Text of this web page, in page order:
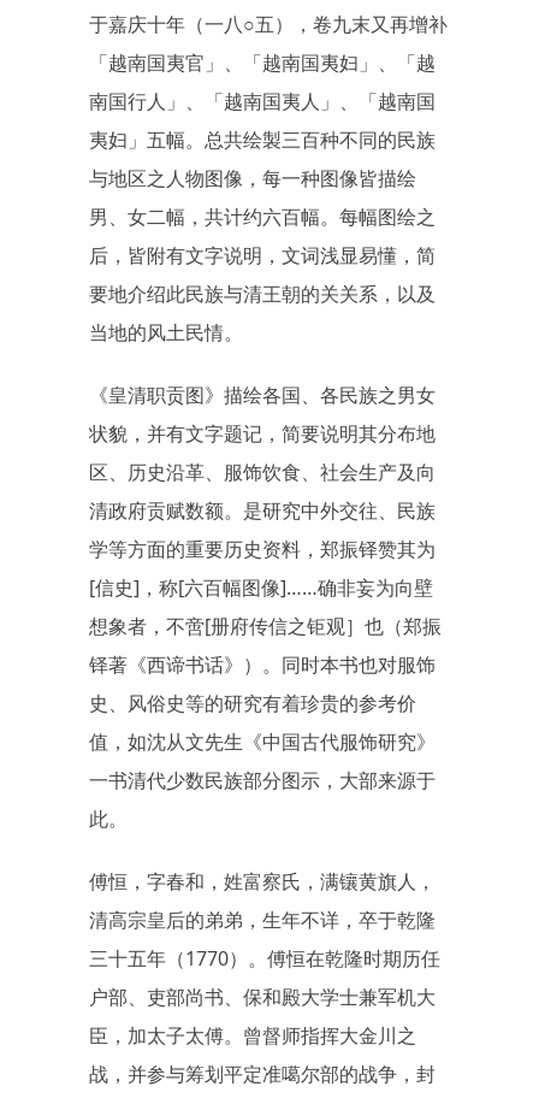
于嘉庆十年（一八○五），卷九末又再增补
「越南国夷官」、「越南国夷妇」、「越
南国行人」、「越南国夷人」、「越南国
夷妇」五幅。总共绘製三百种不同的民族
与地区之人物图像，每一种图像皆描绘
男、女二幅，共计约六百幅。每幅图绘之
后，皆附有文字说明，文词浅显易懂，简
要地介绍此民族与清王朝的关关系，以及
当地的风土民情。
《皇清职贡图》描绘各国、各民族之男女
状貌，并有文字题记，简要说明其分布地
区、历史沿革、服饰饮食、社会生产及向
清政府贡赋数额。是研究中外交往、民族
学等方面的重要历史资料，郑振铎赞其为
[信史]，称[六百幅图像]……确非妄为向壁
想象者，不啻[册府传信之钜观］也（郑振
铎著《西谛书话》）。同时本书也对服饰
史、风俗史等的研究有着珍贵的参考价
值，如沈从文先生《中国古代服饰研究》
一书清代少数民族部分图示，大部来源于
此。
傅恒，字春和，姓富察氏，满镶黄旗人，
清高宗皇后的弟弟，生年不详，卒于乾隆
三十五年（1770）。傅恒在乾隆时期历任
户部、吏部尚书、保和殿大学士兼军机大
臣，加太子太傅。曾督师指挥大金川之
战，并参与筹划平定准噶尔部的战争，封